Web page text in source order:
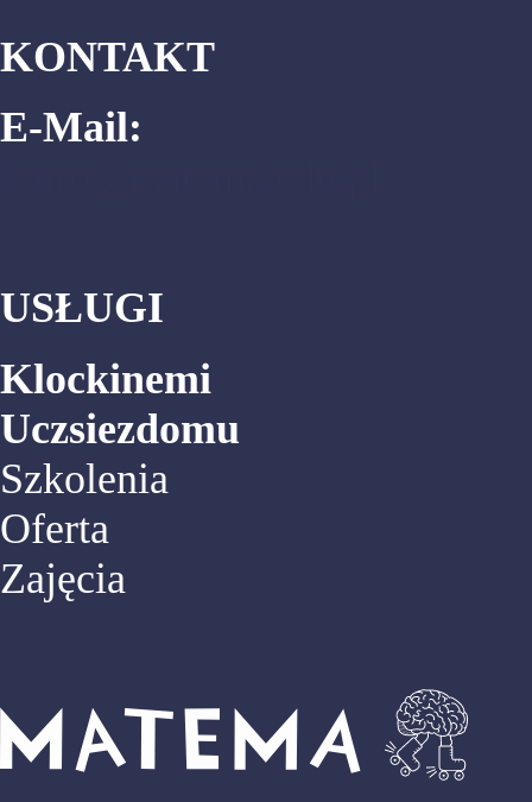
KONTAKT
E-Mail:
USŁUGI
Klockinemi
Uczsiezdomu
Szkolenia
Oferta
Zajęcia